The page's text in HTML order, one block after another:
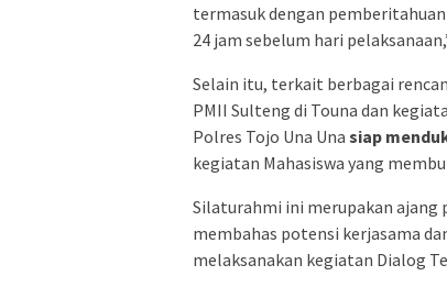
termasuk dengan
24 jam sebelum hari
Selain itu, terkait berbagai
PMII Sulteng di Touna dan
Polres Tojo Una Una siap
kegiatan Mahasiswa yang
Silaturahmi ini merupakan ajang
membahas potensi kerjasama
melaksanakan kegiatan Dialog